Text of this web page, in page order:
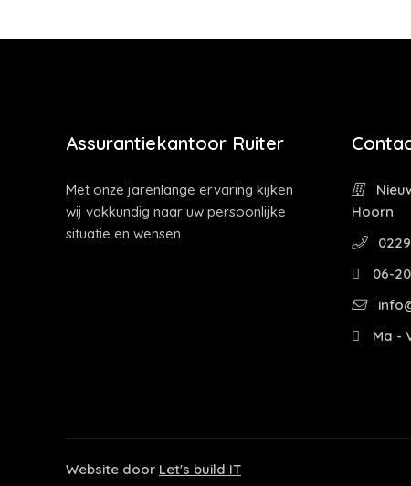
Assurantiekantoor Ruiter
Met onze jarenlange ervaring kijken
wij vakkundig naar uw persoonlijke
situatie en wensen.
Hoorn
06-
Ma -
Website door Let's build IT